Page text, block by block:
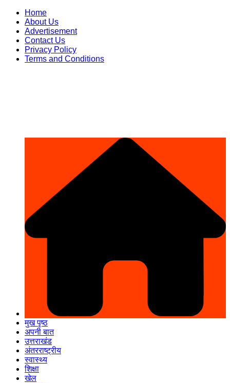
Skip
content
Home
About Us
Advertisement
Contact Us
Privacy Policy
Terms and Conditions
मुख पृष्ठ
अपनी बात
उत्तराखंड
अंतरराष्ट्रीय
स्वास्थ्य
शिक्षा
खेल